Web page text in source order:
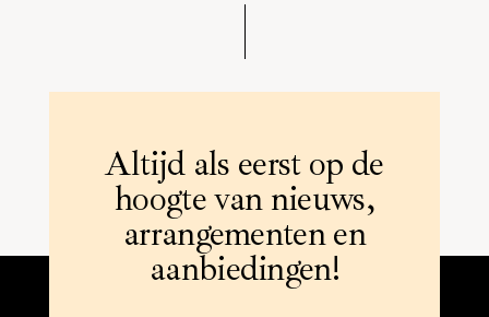
Altijd als eerst op de
hoogte van nieuws,
arrangementen en
aanbiedingen!